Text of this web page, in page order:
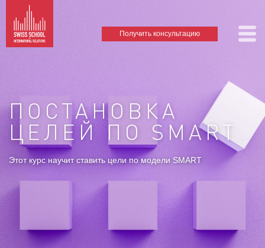
Получить консультацию
ПОСТАНОВКА
ЦЕЛЕЙ ПО SMART
Этот курс научит ставить цели по модели SMART